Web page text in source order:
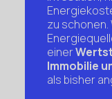
zu
einer
Immobilie
als bisher